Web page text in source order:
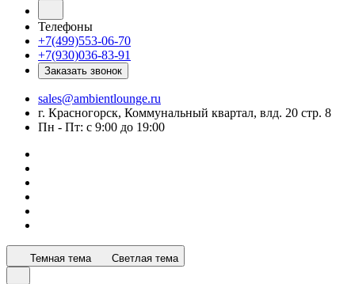
Телефоны
+7(499)553-06-70
+7(930)036-83-91
Заказать звонок
sales@ambientlounge.ru
г. Красногорск, Коммунальный квартал, влд. 20 стр. 8
Пн - Пт: с 9:00 до 19:00
Темная тема Светлая тема